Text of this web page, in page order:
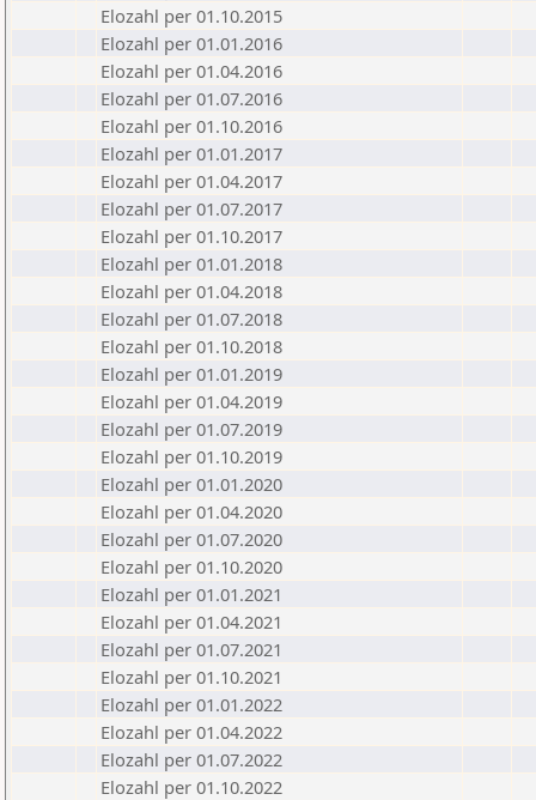
Elozahl per 01.10.2015
Elozahl per 01.01.2016
Elozahl per 01.04.2016
Elozahl per 01.07.2016
Elozahl per 01.10.2016
Elozahl per 01.01.2017
Elozahl per 01.04.2017
Elozahl per 01.07.2017
Elozahl per 01.10.2017
Elozahl per 01.01.2018
Elozahl per 01.04.2018
Elozahl per 01.07.2018
Elozahl per 01.10.2018
Elozahl per 01.01.2019
Elozahl per 01.04.2019
Elozahl per 01.07.2019
Elozahl per 01.10.2019
Elozahl per 01.01.2020
Elozahl per 01.04.2020
Elozahl per 01.07.2020
Elozahl per 01.10.2020
Elozahl per 01.01.2021
Elozahl per 01.04.2021
Elozahl per 01.07.2021
Elozahl per 01.10.2021
Elozahl per 01.01.2022
Elozahl per 01.04.2022
Elozahl per 01.07.2022
Elozahl per 01.10.2022